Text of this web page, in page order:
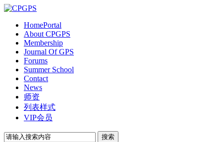
HomePortal
About CPGPS
Membership
Journal Of GPS
Forums
Summer School
Contact
News
师资
列表样式
VIP会员
搜索